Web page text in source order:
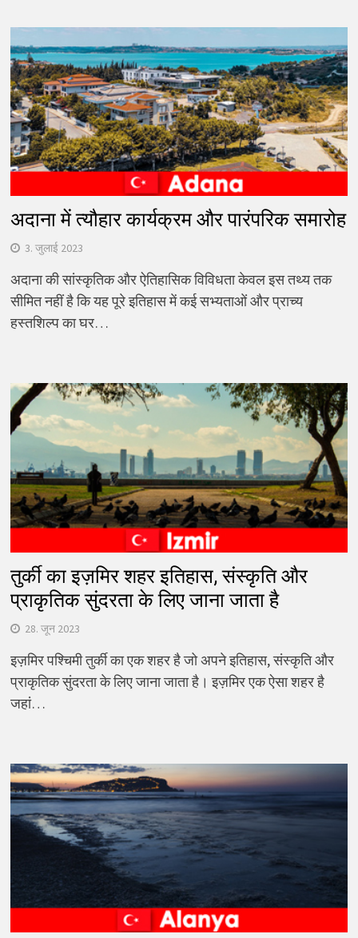
अदाना में त्यौहार कार्यक्रम और पारंपरिक समारोह
3. जुलाई 2023
अदाना की सांस्कृतिक और ऐतिहासिक विविधता केवल इस तथ्य तक
सीमित नहीं है कि यह पूरे इतिहास में कई सभ्यताओं और प्राच्य
हस्तशिल्प का घर…
तुर्की का इज़मिर शहर इतिहास, संस्कृति और
प्राकृतिक सुंदरता के लिए जाना जाता है
28. जून 2023
इज़मिर पश्चिमी तुर्की का एक शहर है जो अपने इतिहास, संस्कृति और
प्राकृतिक सुंदरता के लिए जाना जाता है। इज़मिर एक ऐसा शहर है
जहां…